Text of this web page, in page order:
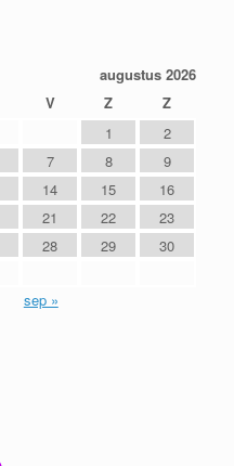
augustus 2026
V Z
Z
1
2
7 8
9
14 15
16
21 22
23
28 29
30
sep »